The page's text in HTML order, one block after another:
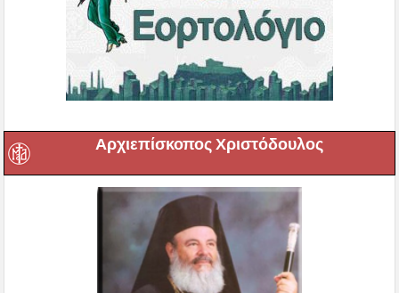
Αρχιεπίσκοπος Χριστόδουλος